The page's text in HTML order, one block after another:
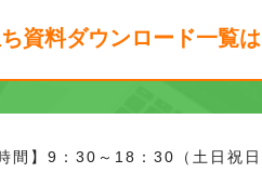
資料ダウンロード一覧
間】9：30～18：30（土日祝日